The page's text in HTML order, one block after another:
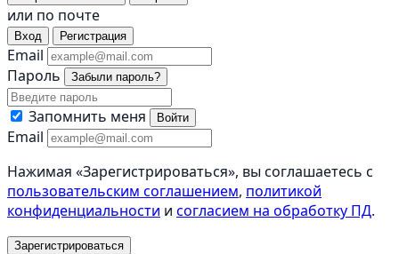
или по почте
Вход Регистрация
Email
Пароль
Забыли пароль?
Запомнить меня Войти
Email
Нажимая «Зарегистрироваться», вы соглашаетесь с
пользовательским соглашением, политикой
конфиденциальности и согласием на обработку ПД.
Зарегистрироваться